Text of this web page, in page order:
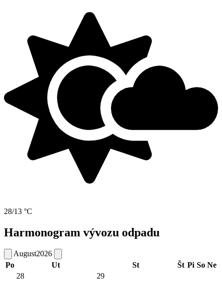
28/13 °C
Harmonogram vývozu odpadu
August2026
Po
Ut St Št Pi So Ne
28
29